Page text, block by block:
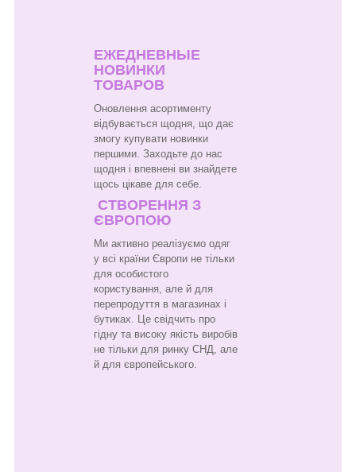
ЕЖЕДНЕВНЫЕ
НОВИНКИ
ТОВАРОВ
Оновлення асортименту
відбувається щодня, що дає
змогу купувати новинки
першими. Заходьте до нас
щодня і впевнені ви знайдете
щось цікаве для себе.
СТВОРЕННЯ З
ЄВРОПОЮ
Ми активно реалізуємо одяг
у всі країни Європи не тільки
для особистого
користування, але й для
перепродуття в магазинах і
бутиках. Це свідчить про
гідну та високу якість виробів
не тільки для ринку СНД, але
й для європейського.